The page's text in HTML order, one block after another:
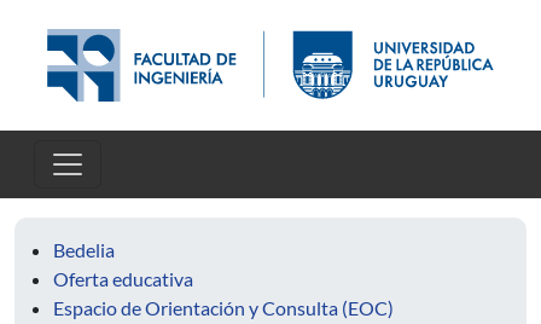
Bedelia
Oferta educativa
Espacio de Orientación y Consulta (EOC)